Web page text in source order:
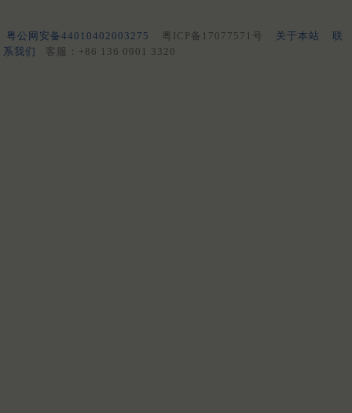
粤公网安备44010402003275 粤ICP备17077571号 关于本站
联
系我们
客服：+86 136 0901 3320